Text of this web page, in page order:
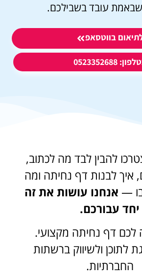
עובד בשבילכם.
בווטסאפ
0523352688
להבין לבד מה לכתוב,
איך לבנות דף נחיתה ומה
— אנחנו עושות את זה
יחד עבורכם.
לכם דף נחיתה מקצועי.
לתוכן ולשיווק ברשתות
החברתיות.